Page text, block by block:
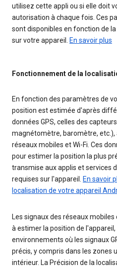
utilisez cette appli ou si elle doit
autorisation à chaque fois. Ces
sont disponibles en fonction de
sur votre appareil. En savoir plus
Fonctionnement de la
En fonction des paramètres de
position est estimée d'après
données GPS, celles des
magnétomètre, baromètre, etc.),
réseaux mobiles et Wi-Fi. Ces
pour estimer la position la plus
transmise aux applis et services
requises sur l'appareil. En savoir
localisation de votre appareil
Les signaux des réseaux
à estimer la position de
environnements où les signaux
précis, y compris dans les zones
intérieur. La Précision de la